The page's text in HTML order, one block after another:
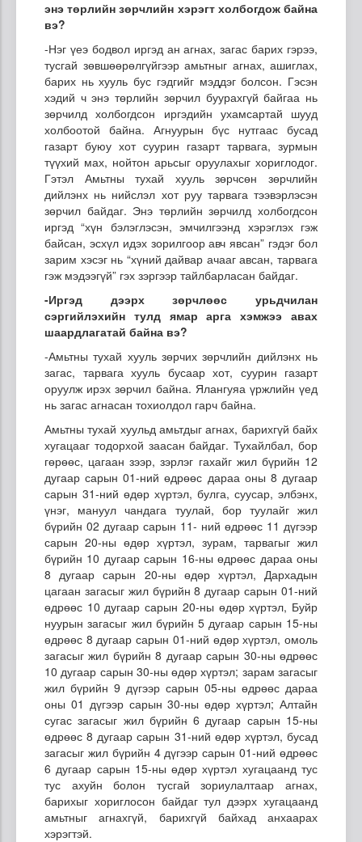
энэ төрлийн зөрчлийн хэрэгт холбогдож байна
вэ?
-Нэг үеэ бодвол иргэд ан агнах, загас барих гэрээ,
тусгай зөвшөөрөлгүйгээр амьтныг агнах, ашиглах,
барих нь хууль бус гэдгийг мэддэг болсон. Гэсэн
хэдий ч энэ төрлийн зөрчил буурахгүй байгаа нь
зөрчилд холбогдсон иргэдийн ухамсартай шууд
холбоотой байна. Агнуурын бүс нутгаас бусад
газарт буюу хот суурин газарт тарвага, зурмын
түүхий мах, нойтон арьсыг оруулахыг хориглодог.
Гэтэл Амьтны тухай хууль зөрчсөн зөрчлийн
дийлэнх нь нийслэл хот руу тарвага тээвэрлэсэн
зөрчил байдаг. Энэ төрлийн зөрчилд холбогдсон
иргэд “хүн бэлэглэсэн, эмчилгээнд хэрэглэх гэж
байсан, эсхүл идэх зорилгоор авч явсан” гэдэг бол
зарим хэсэг нь “хүний дайвар ачааг авсан, тарвага
гэж мэдээгүй” гэх зэргээр тайлбарласан байдаг.
-Иргэд дээрх зөрчлөөс урьдчилан
сэргийлэхийн тулд ямар арга хэмжээ авах
шаардлагатай байна вэ?
-Амьтны тухай хууль зөрчих зөрчлийн дийлэнх нь
загас, тарвага хууль бусаар хот, суурин газарт
оруулж ирэх зөрчил байна. Ялангуяа үржлийн үед
нь загас агнасан тохиолдол гарч байна.
Амьтны тухай хуульд амьтдыг агнах, барихгүй байх
хугацааг тодорхой заасан байдаг. Тухайлбал, бор
гөрөөс, цагаан зээр, зэрлэг гахайг жил бүрийн 12
дугаар сарын 01-ний өдрөөс дараа оны 8 дугаар
сарын 31-ний өдөр хүртэл, булга, суусар, элбэнх,
үнэг, мануул чандага туулай, бор туулайг жил
бүрийн 02 дугаар сарын 11- ний өдрөөс 11 дүгээр
сарын 20-ны өдөр хүртэл, зурам, тарвагыг жил
бүрийн 10 дугаар сарын 16-ны өдрөөс дараа оны
8 дугаар сарын 20-ны өдөр хүртэл, Дархадын
цагаан загасыг жил бүрийн 8 дугаар сарын 01-ний
өдрөөс 10 дугаар сарын 20-ны өдөр хүртэл, Буйр
нуурын загасыг жил бүрийн 5 дугаар сарын 15-ны
өдрөөс 8 дугаар сарын 01-ний өдөр хүртэл, омоль
загасыг жил бүрийн 8 дугаар сарын 30-ны өдрөөс
10 дугаар сарын 30-ны өдөр хүртэл; зарам загасыг
жил бүрийн 9 дүгээр сарын 05-ны өдрөөс дараа
оны 01 дүгээр сарын 30-ны өдөр хүртэл; Алтайн
сугас загасыг жил бүрийн 6 дугаар сарын 15-ны
өдрөөс 8 дугаар сарын 31-ний өдөр хүртэл, бусад
загасыг жил бүрийн 4 дүгээр сарын 01-ний өдрөөс
6 дугаар сарын 15-ны өдөр хүртэл хугацаанд тус
тус ахуйн болон тусгай зориулалтаар агнах,
барихыг хориглосон байдаг тул дээрх хугацаанд
амьтныг агнахгүй, барихгүй байхад анхаарах
хэрэгтэй.